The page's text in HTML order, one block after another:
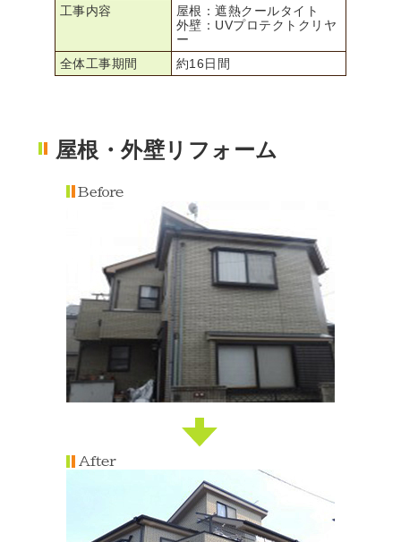
工事内容
屋根：遮熱クールタイト
外壁：UVプロテクトクリヤ
ー
全体工事期間
約16日間
屋根・外壁リフォーム